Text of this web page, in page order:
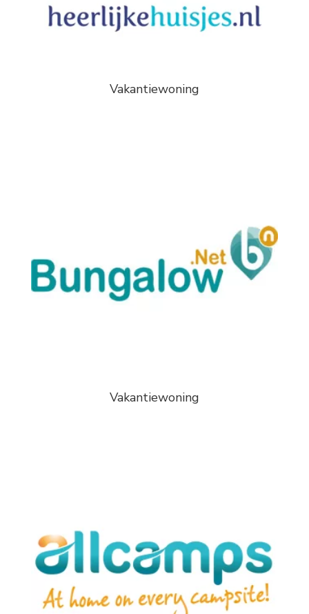
Vakantiewoning
Vakantiewoning